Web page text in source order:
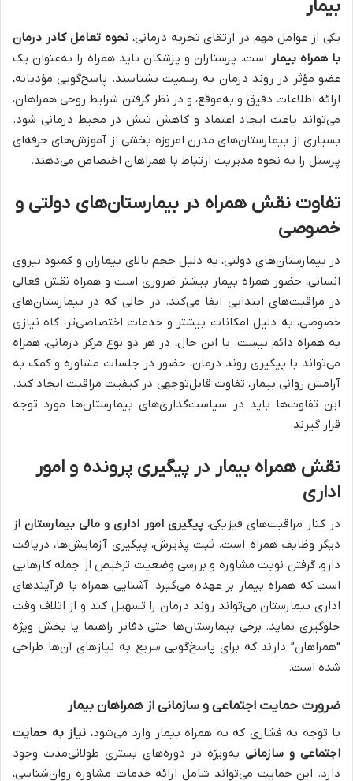
بیمار
یکی از عوامل مهم در ارتقای تجربه درمانی،نحوه تعامل کادر درمان
با همراه بیمار است. پرستاران و پزشکان باید همراه را به‌عنوان یک
عضو مؤثر در روند درمان به رسمیت بشناسند. پاسخ‌گویی مؤدبانه،
ارائه اطلاعات دقیق و به‌موقع، و در نظر گرفتن شرایط روحی همراهان،
می‌تواند باعث ایجاد اعتماد و کاهش تنش در محیط درمانی شود.
بسیاری از بیمارستان‌های مدرن امروزه بخشی از آموزش‌های حرفه‌ای
پرسنل را به نحوه مدیریت ارتباط با همراهان اختصاص می‌دهند.
تفاوت نقش همراه در بیمارستان‌های دولتی و
خصوصی
در بیمارستان‌های دولتی، به دلیل حجم بالای بیماران و کمبود نیروی
انسانی، حضور همراه بیمار بیشتر ضروری است و همراه نقش فعالی
در مراقبت‌های ابتدایی ایفا می‌کند. در حالی که در بیمارستان‌های
خصوصی، به دلیل امکانات بیشتر و خدمات اختصاصی‌تر، گاه نیازی
به همراه دائم نیست. با این حال، در هر دو نوع مرکز درمانی، همراه
می‌تواند با پیگیری روند درمان، حضور در جلسات مشاوره و کمک به
آرامش روانی بیمار، تفاوت قابل‌توجهی در کیفیت مراقبت ایجاد کند.
این تفاوت‌ها باید در سیاست‌گذاری‌های بیمارستان‌ها مورد توجه
قرار گیرند.
نقش همراه بیمار در پیگیری پرونده و امور
اداری
در کنار مراقبت‌های فیزیکی،پیگیری امور اداری و مالی بیمارستاناز
دیگر وظایف همراه است. ثبت پذیرش، پیگیری آزمایش‌ها، دریافت
دارو، گرفتن نوبت مشاوره و بررسی وضعیت ترخیص از جمله کارهایی
است که همراه بیمار بر عهده می‌گیرد. آشنایی همراه با فرآیندهای
اداری بیمارستان می‌تواند روند درمان را تسهیل کند و از اتلاف وقت
جلوگیری نماید. برخی بیمارستان‌ها حتی دفاتر راهنما یا بخش ویژه
“همراهان” دارند که برای پاسخ‌گویی سریع به نیازهای آن‌ها طراحی
شده است.
ضرورت حمایت اجتماعی و سازمانی از همراهان بیمار
با توجه به فشاری که به همراه بیمار وارد می‌شود، نیاز به حمایت
اجتماعی و سازمانی به‌ویژه در دوره‌های بستری طولانی‌مدت وجود
دارد. این حمایت می‌تواند شامل ارائه خدمات مشاوره روان‌شناسی،